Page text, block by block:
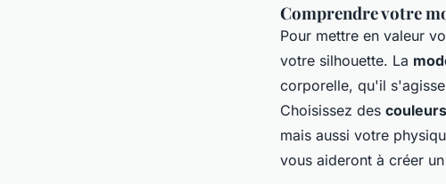
Comprendre votre
Pour mettre en valeur
votre silhouette. La
corporelle, qu'il
Choisissez des
mais aussi votre
vous aideront à créer un